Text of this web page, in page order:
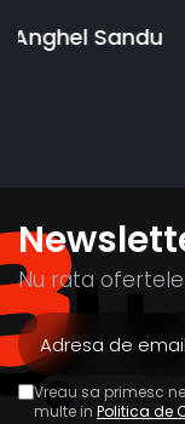
banii pentru
Nu rata
Vreau sa primesc
multe in Politica de